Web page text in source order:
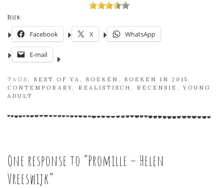
Delen:
Facebook X WhatsApp
E-mail
TAGS: BEST OF YA BOEKEN BOEKEN IN 2015
CONTEMPORARY
REALISTISCH RECENSIE ,YOUNG
ADULT
One response to “Promille – Helen
Vreeswijk”